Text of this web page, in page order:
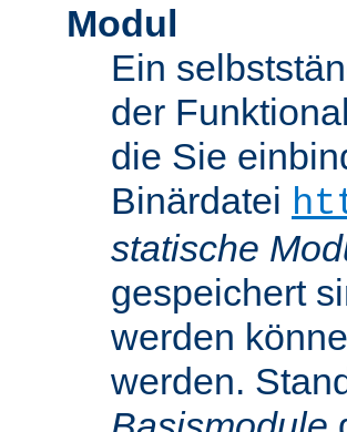
Modul
Ein
der
die Sie
Binärdatei
statische
gespeichert
werden
werden.